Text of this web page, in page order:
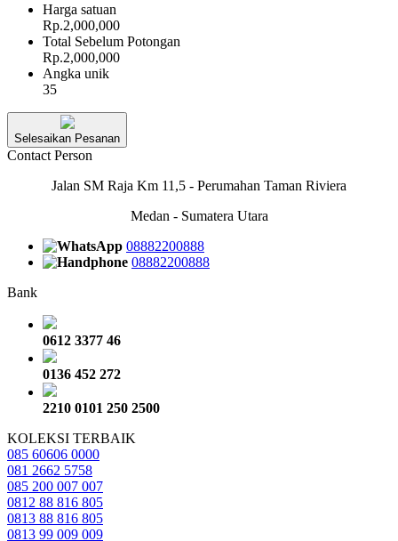
Harga satuan
Rp.2,000,000
Total Sebelum Potongan
Rp.2,000,000
Angka unik
35
Selesaikan Pesanan
Contact Person
Jalan SM Raja Km 11,5 - Perumahan Taman Riviera
Medan - Sumatera Utara
08882200888
08882200888
Bank
0612 3377 46
0136 452 272
2210 0101 250 2500
KOLEKSI TERBAIK
085 60606 0000
081 2662 5758
085 200 007 007
0812 88 816 805
0813 88 816 805
0813 99 009 009